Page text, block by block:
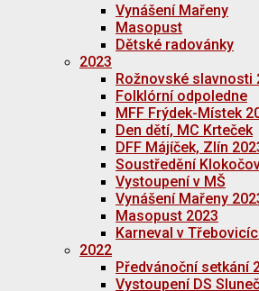
Vynášení Mařeny
Masopust
Dětské radovánky
2023
Rožnovské slavnosti
Folklórní odpoledne
MFF Frýdek-Místek
Den dětí, MC Krteček
DFF Májíček, Zlín
Soustředění
Vystoupení v MŠ
Vynášení Mařeny
Masopust 2023
Karneval v
2022
Předvánoční setkání
Vystoupení DS